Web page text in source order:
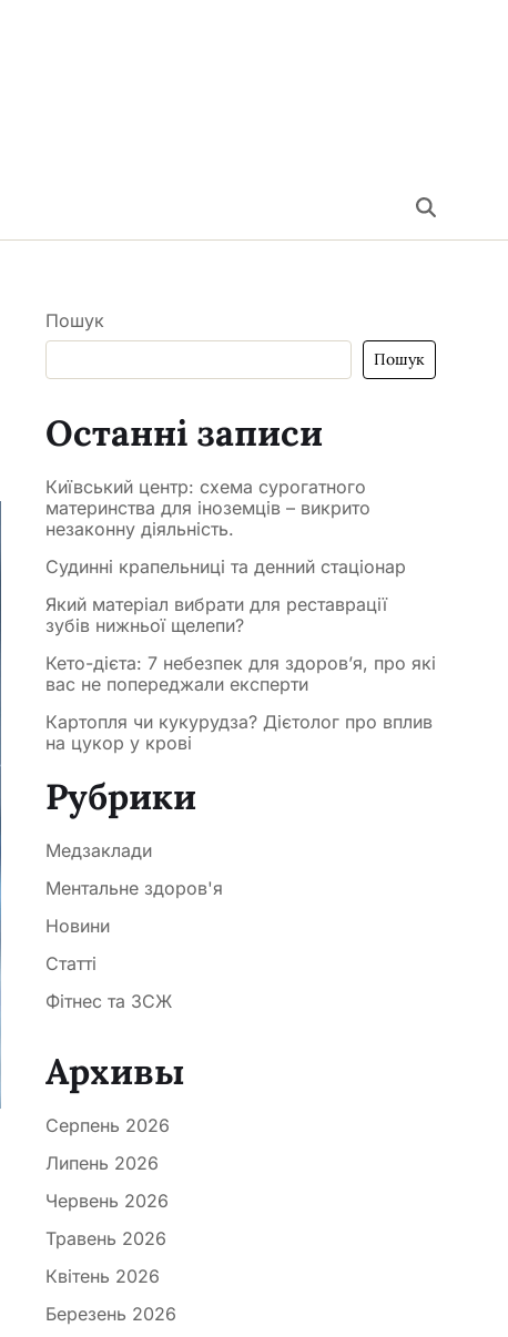
Пошук
Пошук
Останні записи
Київський центр: схема сурогатного
материнства для іноземців – викрито
незаконну діяльність.
Судинні крапельниці та денний стаціонар
Який матеріал вибрати для реставрації
зубів нижньої щелепи?
Кето-дієта: 7 небезпек для здоров’я, про які
вас не попереджали експерти
Картопля чи кукурудза? Дієтолог про вплив
на цукор у крові
Рубрики
Медзаклади
Ментальне здоров'я
Новини
Статті
Фітнес та ЗСЖ
Архивы
Серпень 2026
Липень 2026
Червень 2026
Травень 2026
Квітень 2026
Березень 2026